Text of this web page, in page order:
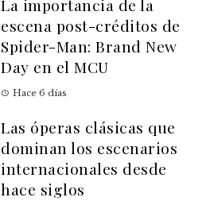
La importancia de la
escena post-créditos de
Spider-Man: Brand New
Day en el MCU
Hace 6 días
Las óperas clásicas que
dominan los escenarios
internacionales desde
hace siglos